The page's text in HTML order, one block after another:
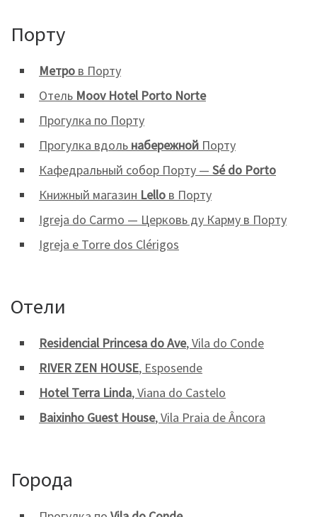
Порту
Метро в Порту
Отель Moov Hotel Porto Norte
Прогулка по Порту
Прогулка вдоль набережной Порту
Кафедральный собор Порту — Sé do Porto
Книжный магазин Lello в Порту
Igreja do Carmo — Церковь ду Карму в Порту
Igreja e Torre dos Clérigos
Отели
Residencial Princesa do Ave, Vila do Conde
RIVER ZEN HOUSE, Esposende
Hotel Terra Linda, Viana do Castelo
Baixinho Guest House, Vila Praia de Âncora
Города